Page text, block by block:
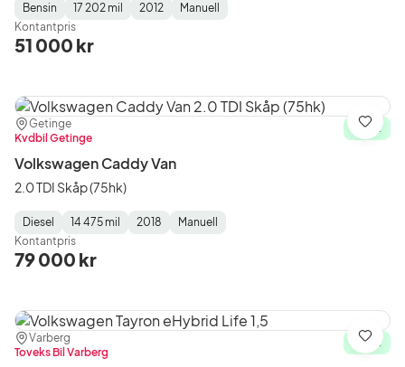
Fuel
Type:
Bensin
Mätarställning:
17 202 mil
Model
Year:
2012
Gearbox
Type:
Manuell
Kontantpris
51 000 kr
Plats:
Getinge
Återförsäljare:
Kvdbil Getinge
I lager
Volkswagen Caddy Van
2.0 TDI Skåp (75hk)
Fuel
Type:
Diesel
Mätarställning:
14 475 mil
Model
Year:
2018
Gearbox
Type:
Manuell
Kontantpris
79 000 kr
Spara
Plats:
Varberg
Återförsäljare:
Toveks Bil Varberg
I lager
Spara